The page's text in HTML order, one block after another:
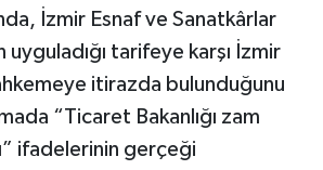
İzmir Esnaf ve Sanatkârlar
uyguladığı tarifeye karşı İzmir
itirazda bulunduğunu
“Ticaret Bakanlığı zam
ifadelerinin gerçeği